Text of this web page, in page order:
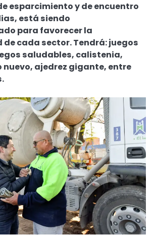
esparcimiento y de encuentro
está siendo
para favorecer la
cada sector. Tendrá: juegos
saludables, calistenia,
ajedrez gigante, entre